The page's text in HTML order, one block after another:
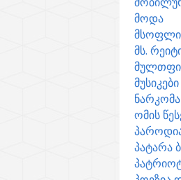
მოდა
მს.
მუსიკები
ომის
პატარა